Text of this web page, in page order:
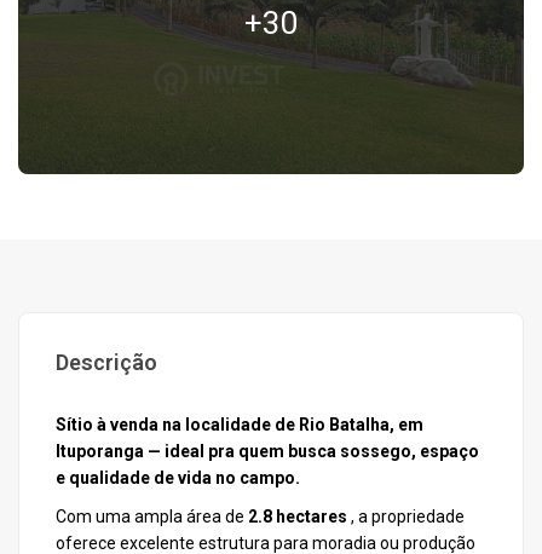
+30
Descrição
Sítio à venda na localidade de Rio Batalha, em
Ituporanga — ideal pra quem busca sossego, espaço
e qualidade de vida no campo.
Com uma ampla área de 2.8 hectares , a propriedade
oferece excelente estrutura para moradia ou produção